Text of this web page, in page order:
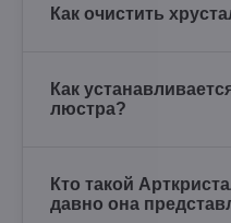
Как очистить
Как
люстра?
Кто такой
давно она